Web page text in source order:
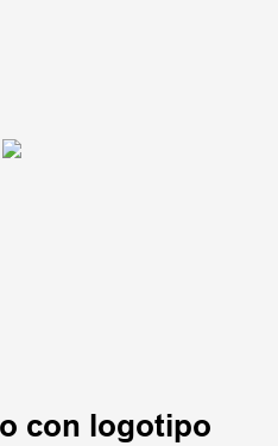
con logotipo